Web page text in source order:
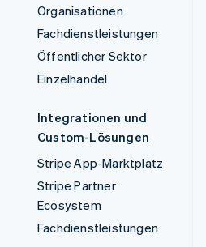
Organisationen
Fachdienstleistungen
Öffentlicher Sektor
Einzelhandel
Integrationen und
Custom-Lösungen
Stripe App-Marktplatz
Stripe Partner
Ecosystem
Fachdienstleistungen